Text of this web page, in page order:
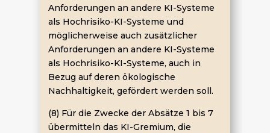
Anforderungen an andere KI-Systeme
als Hochrisiko-KI-Systeme und
möglicherweise auch zusätzlicher
Anforderungen an andere KI-Systeme
als Hochrisiko-KI-Systeme, auch in
Bezug auf deren ökologische
Nachhaltigkeit, gefördert werden soll.
(8) Für die Zwecke der Absätze 1 bis 7
übermitteln das KI-Gremium, die